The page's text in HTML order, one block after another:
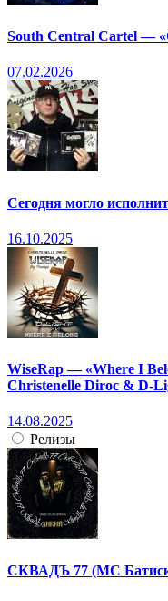
South Central Cartel —
07.02.2026
Сегодня могло
16.10.2025
WiseRap — «Where I
Christenelle Diroc & D-
14.08.2025
Релизы
СКВАДЪ 77 (МС